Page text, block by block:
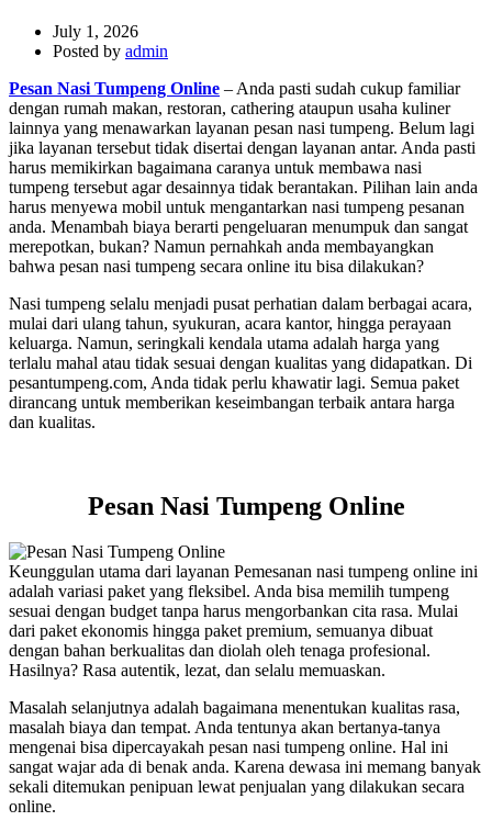
July 1, 2026
Posted by admin
Pesan Nasi Tumpeng Online – Anda pasti sudah cukup familiar
dengan rumah makan, restoran, cathering ataupun usaha kuliner
lainnya yang menawarkan layanan pesan nasi tumpeng. Belum lagi
jika layanan tersebut tidak disertai dengan layanan antar. Anda pasti
harus memikirkan bagaimana caranya untuk membawa nasi
tumpeng tersebut agar desainnya tidak berantakan. Pilihan lain anda
harus menyewa mobil untuk mengantarkan nasi tumpeng pesanan
anda. Menambah biaya berarti pengeluaran menumpuk dan sangat
merepotkan, bukan? Namun pernahkah anda membayangkan
bahwa pesan nasi tumpeng secara online itu bisa dilakukan?
Nasi tumpeng selalu menjadi pusat perhatian dalam berbagai acara,
mulai dari ulang tahun, syukuran, acara kantor, hingga perayaan
keluarga. Namun, seringkali kendala utama adalah harga yang
terlalu mahal atau tidak sesuai dengan kualitas yang didapatkan. Di
pesantumpeng.com, Anda tidak perlu khawatir lagi. Semua paket
dirancang untuk memberikan keseimbangan terbaik antara harga
dan kualitas.
Pesan Nasi Tumpeng Online
Keunggulan utama dari layanan Pemesanan nasi tumpeng online ini
adalah variasi paket yang fleksibel. Anda bisa memilih tumpeng
sesuai dengan budget tanpa harus mengorbankan cita rasa. Mulai
dari paket ekonomis hingga paket premium, semuanya dibuat
dengan bahan berkualitas dan diolah oleh tenaga profesional.
Hasilnya? Rasa autentik, lezat, dan selalu memuaskan.
Masalah selanjutnya adalah bagaimana menentukan kualitas rasa,
masalah biaya dan tempat. Anda tentunya akan bertanya-tanya
mengenai bisa dipercayakah pesan nasi tumpeng online. Hal ini
sangat wajar ada di benak anda. Karena dewasa ini memang banyak
sekali ditemukan penipuan lewat penjualan yang dilakukan secara
online.